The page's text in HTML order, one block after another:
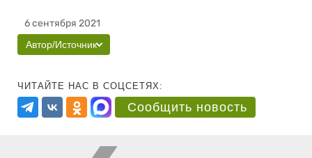
6 сентября 2021
Автор/Источник
ЧИТАЙТЕ НАС В СОЦСЕТЯХ:
Сообщить новость